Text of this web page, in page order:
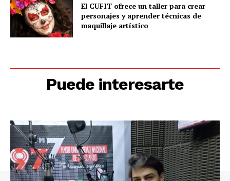
El CUFIT ofrece un taller para crear
personajes y aprender técnicas de
maquillaje artístico
Puede interesarte